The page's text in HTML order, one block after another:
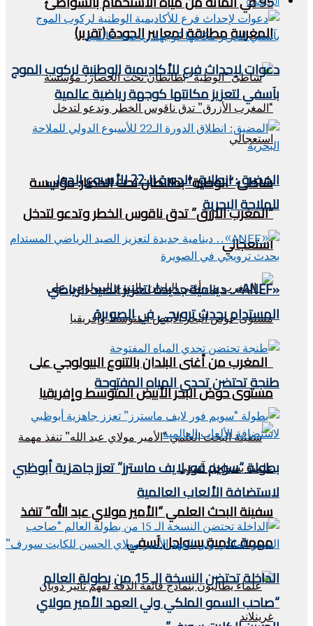
المغربية مطابقة لمعايير الجودة (تقرير)
شاطئ “الوطية” بطانطان تحت الحصار: مؤسسة
“المغرب الأزرق” تدق ناقوس الخطر وتدعو لتدخل
استعجالي
المغرب من أغنى البلدان بالتنوع البيولوجي على
مستوى حوض البحر الأبيض المتوسط وإفريقيا
سفينة البحث العلمي “الأمير مولاي عبد الله” تنفذ
مهمة علمية بسواحل آسفي
الرياضية
دعوات لإحداث فرع للأكاديمية الوطنية لركوب الموج
بآسفي لتعزيز مكانتها كوجهة رياضية عالمية
المضيق: انطلاق الدورة الـ22 للأسبوع الدولي
للملاحة البحرية
«ANEF».. دينامية جديدة لتعزيز الصيد الرياضي
المستدام بحدث ترويجي في الصويرة
طنجة تحتضن تحدي المياه المفتوحة
بطولة “سويم فور لايف ماسترز” تعزز جاهزية أبوظبي
لاستضافة الألعاب العالمية
الداخلة تحتضن النسخة الـ 15 من بطولة العالم
“صاحب السمو الملكي ولي العهد الأمير مولاي